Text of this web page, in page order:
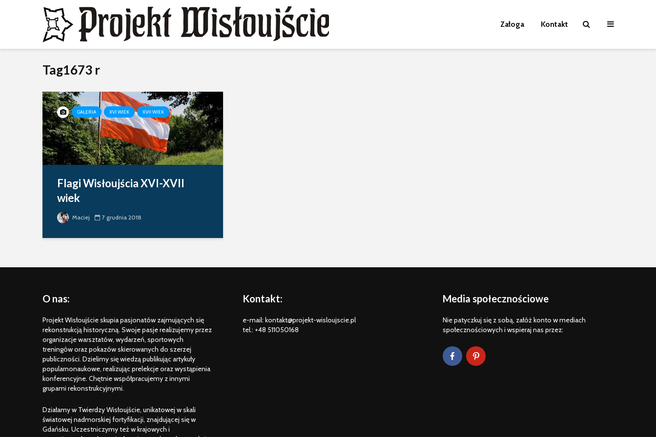
Załoga Kontakt
Tag1673 r
GALERIA XVI WIEK XVII WIEK
Flagi Wisłoujścia XVI-XVII
wiek
Maciej 7 grudnia 2018
O nas:
Projekt Wisłoujście skupia pasjonatów zajmujących się
rekonstrukcją historyczną. Swoje pasje realizujemy przez
organizacje warsztatów, wydarzeń, sportowych
treningów oraz pokazów skierowanych do szerzej
publiczności. Dzielimy się wiedzą publikując artykuły
popularnonaukowe, realizując prelekcje oraz wystąpienia
konferencyjne. Chętnie współpracujemy z innymi
grupami rekonstrukcyjnymi.
Działamy w Twierdzy Wisłoujście, unikatowej w skali
światowej nadmorskiej fortyfikacji, znajdującej się w
Gdańsku. Uczestniczymy też w krajowych i
Kontakt:
e-mail: kontakt@projekt-wisloujscie.pl
tel.: +48 511050168
Media społecznościowe
Nie patyczkuj się z sobą, załóż konto w mediach
społecznościowych i wspieraj nas przez: